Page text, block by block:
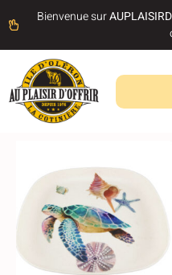
Bienvenue sur